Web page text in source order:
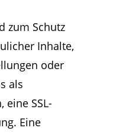
zum Schutz
Inhalte,
oder
als
eine SSL-
Eine